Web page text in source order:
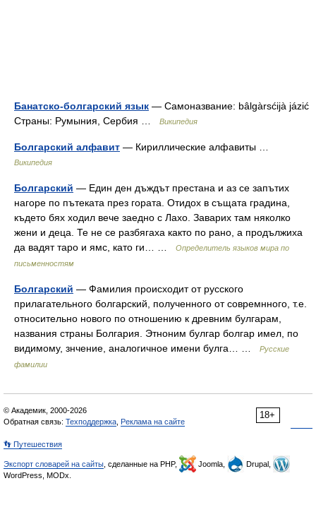
Банатско-болгарский язык — Самоназвание: bâlgàrsćijà jázić
Страны: Румыния, Сербия …
Википедия
Болгарский алфавит — Кириллические алфавиты …
Википедия
Болгарский — Един ден дъждът престана и аз се запътих
нагоре по пътеката през гората. Отидох в същата градина,
където бях ходил вече заедно с Лахо. Заварих там няколко
жени и деца. Те не се разбягаха както по рано, а продължиха
да вадят таро и ямс, като ги… …
Определитель языков мира по
письменностям
Болгарский — Фамилия происходит от русского
прилагательного болгарский, полученного от совремнного, т.е.
относительно нового по отношению к древним булгарам,
названия страны Болгария. Этноним булгар болгар имел, по
видимому, знчение, аналогичное имени булга… …
Русские
фамилии
18+
© Академик, 2000-2026
Обратная связь: Техподдержка Реклама на сайте
👣 Путешествия
Экспорт словарей на сайты , сделанные на PHP, Joomla,
Drupal,
WordPress, MODx.